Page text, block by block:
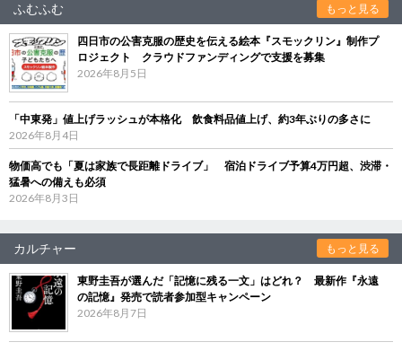
ふむふむ もっと見る
四日市の公害克服の歴史を伝える絵本『スモックリン』制作プ
ロジェクト クラウドファンディングで支援を募集
2026年8月5日
「中東発」値上げラッシュが本格化 飲食料品値上げ、約3年ぶりの多さに
2026年8月4日
物価高でも「夏は家族で長距離ドライブ」 宿泊ドライブ予算4万円超、渋滞・
猛暑への備えも必須
2026年8月3日
カルチャー もっと見る
東野圭吾が選んだ「記憶に残る一文」はどれ？ 最新作『永遠
の記憶』発売で読者参加型キャンペーン
2026年8月7日